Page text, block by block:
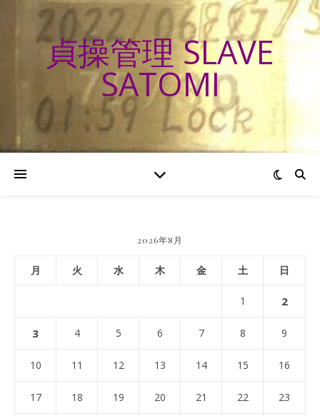
貞操管理 SLAVE
SATOMI
2026年8月
月 火 水 木 金 土 日
1 2
3 4 5 6 7 8 9
10 11 12 13 14 15 16
17 18 19 20 21 22 23